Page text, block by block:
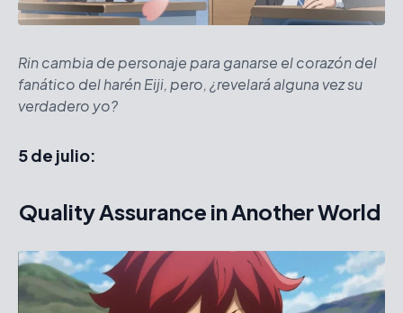
Rin cambia de personaje para ganarse el corazón del
fanático del harén Eiji, pero, ¿revelará alguna vez su
verdadero yo?
5 de julio:
Quality Assurance in Another World